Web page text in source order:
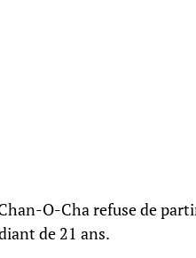
O-Cha refuse de
de 21 ans.